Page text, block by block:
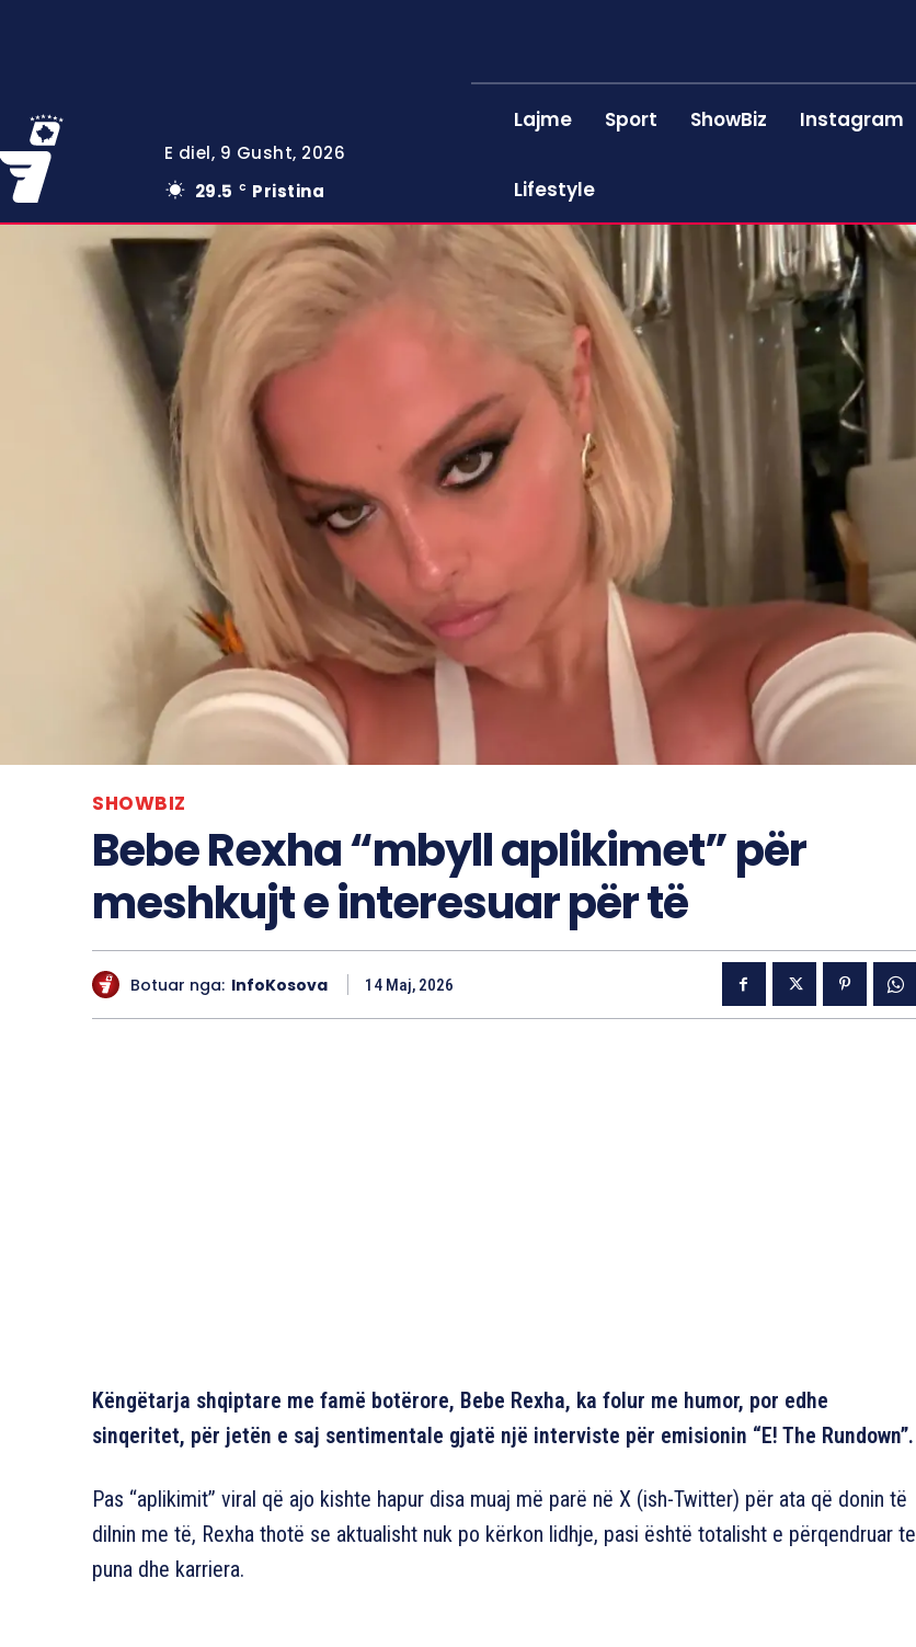
E diel, 9 Gusht, 2026
29.5
C Pristina
Lajme Sport ShowBiz Instagram
Lifestyle
SHOWBIZ
Bebe Rexha “mbyll aplikimet” për
meshkujt e interesuar për të
Botuar nga: InfoKosova 14 Maj, 2026
Këngëtarja shqiptare me famë botërore, Bebe Rexha, ka folur me humor, por edhe
sinqeritet, për jetën e saj sentimentale gjatë një interviste për emisionin “E! The Rundown”.
Pas “aplikimit” viral që ajo kishte hapur disa muaj më parë në X (ish-Twitter) për ata që donin të
dilnin me të, Rexha thotë se aktualisht nuk po kërkon lidhje, pasi është totalisht e përqendruar te
puna dhe karriera.